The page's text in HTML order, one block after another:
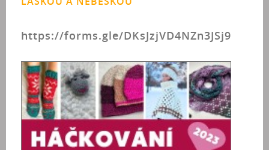
https://forms.gle/DKsJzjVD4NZn3JSj9